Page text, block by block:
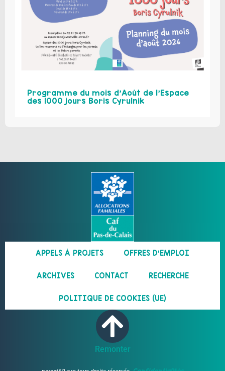
Programme du mois d’Août de l’Espace
des 1000 jours Boris Cyrulnik
APPELS À PROJETS OFFRES D’EMPLOI
ARCHIVES CONTACT RECHERCHE
POLITIQUE DE COOKIES (UE)
Remonter